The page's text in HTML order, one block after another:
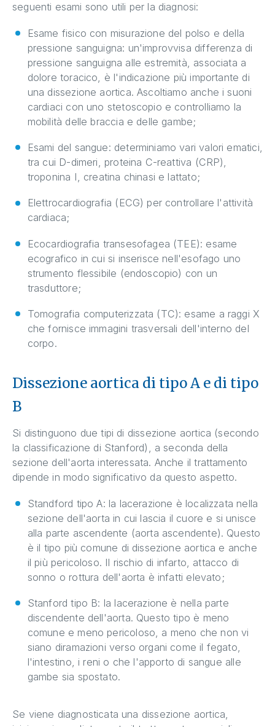
seguenti esami sono utili per la diagnosi:
Esame fisico con misurazione del polso e della
pressione sanguigna: un'improvvisa differenza di
pressione sanguigna alle estremità, associata a
dolore toracico, è l'indicazione più importante di
una dissezione aortica. Ascoltiamo anche i suoni
cardiaci con uno stetoscopio e controlliamo la
mobilità delle braccia e delle gambe;
Esami del sangue: determiniamo vari valori ematici,
tra cui D-dimeri, proteina C-reattiva (CRP),
troponina I, creatina chinasi e lattato;
Elettrocardiografia (ECG) per controllare l'attività
cardiaca;
Ecocardiografia transesofagea (TEE): esame
ecografico in cui si inserisce nell'esofago uno
strumento flessibile (endoscopio) con un
trasduttore;
Tomografia computerizzata (TC): esame a raggi X
che fornisce immagini trasversali dell'interno del
corpo.
Dissezione aortica di tipo A e di tipo
B
Si distinguono due tipi di dissezione aortica (secondo
la classificazione di Stanford), a seconda della
sezione dell'aorta interessata. Anche il trattamento
dipende in modo significativo da questo aspetto.
Standford tipo A: la lacerazione è localizzata nella
sezione dell'aorta in cui lascia il cuore e si unisce
alla parte ascendente (aorta ascendente). Questo
è il tipo più comune di dissezione aortica e anche
il più pericoloso. Il rischio di infarto, attacco di
sonno o rottura dell'aorta è infatti elevato;
Stanford tipo B: la lacerazione è nella parte
discendente dell'aorta. Questo tipo è meno
comune e meno pericoloso, a meno che non vi
siano diramazioni verso organi come il fegato,
l'intestino, i reni o che l'apporto di sangue alle
gambe sia spostato.
Se viene diagnosticata una dissezione aortica,